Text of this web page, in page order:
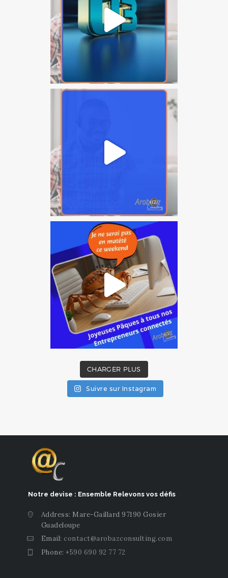
CHARGER PLUS
Suivre sur Instagram
Notre devise : Ensemble Relevons vos défis
Address: Mare-Gaillard 97190 Gosier
Guadeloupe
Email: contact@arobazconsulting.com
Phone:+590 690 92 77 72